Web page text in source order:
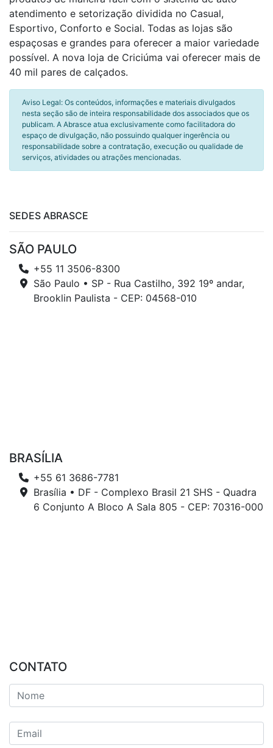
atendimento e setorização dividida no Casual,
Esportivo, Conforto e Social. Todas as lojas são
espaçosas e grandes para oferecer a maior variedade
possível. A nova loja de Criciúma vai oferecer mais de
40 mil pares de calçados.
Aviso Legal: Os conteúdos, informações e materiais divulgados
nesta seção são de inteira responsabilidade dos associados que os
publicam. A Abrasce atua exclusivamente como facilitadora do
espaço de divulgação, não possuindo qualquer ingerência ou
responsabilidade sobre a contratação, execução ou qualidade de
serviços, atividades ou atrações mencionadas.
SEDES ABRASCE
SÃO PAULO
+55 11 3506-8300
São Paulo • SP - Rua Castilho, 392 19º andar,
Brooklin Paulista - CEP: 04568-010
BRASÍLIA
+55 61 3686-7781
Brasília • DF - Complexo Brasil 21 SHS - Quadra
6 Conjunto A Bloco A Sala 805 - CEP: 70316-000
CONTATO